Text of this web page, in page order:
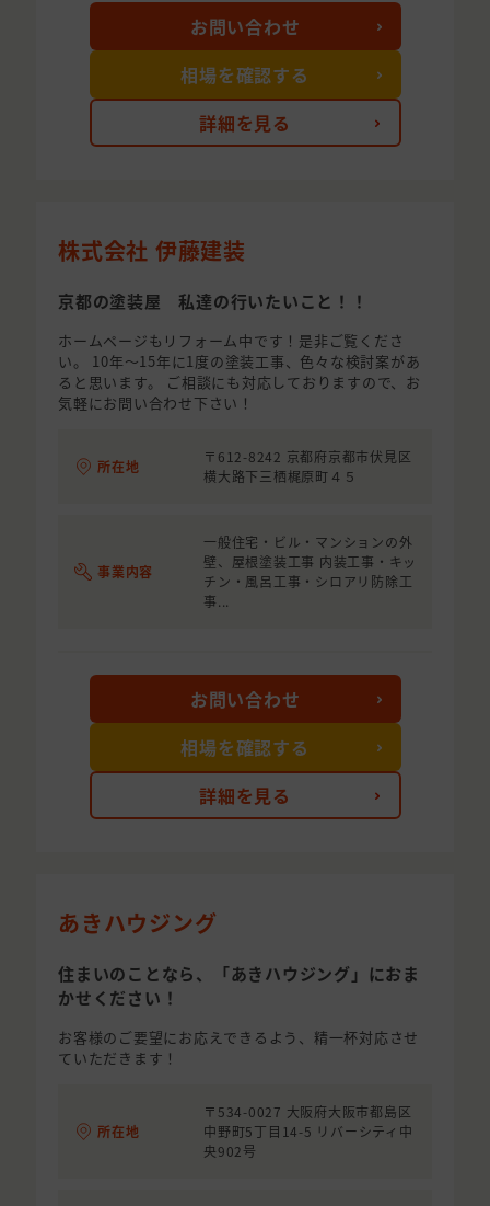
詳細を見る
お問い合わせ
相場を確認する
株式会社 伊藤建装
京都の塗装屋 私達の行いたいこと！！
ホームページもリフォーム中です！是非ご覧くださ
い。 10年～15年に1度の塗装工事、色々な検討案があ
ると思います。 ご相談にも対応しておりますので、お
気軽にお問い合わせ下さい！
所在地
〒612-8242 京都府京都市伏見区
横大路下三栖梶原町４５
事業内容
一般住宅・ビル・マンションの外
壁、屋根塗装工事 内装工事・キッ
チン・風呂工事・シロアリ防除工
事...
詳細を見る
お問い合わせ
相場を確認する
あきハウジング
住まいのことなら、「あきハウジング」におま
かせください！
お客様のご要望にお応えできるよう、精一杯対応させ
ていただきます！
所在地
〒534-0027 大阪府大阪市都島区
中野町5丁目14-5 リバーシティ中
央902号